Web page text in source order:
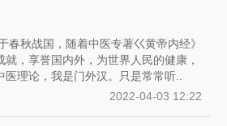
秋战国，随着中医专著巜黄帝内经》
，享誉国内外，为世界人民的健康，
理论，我是门外汉。只是常常听..
2022-04-03 12:22